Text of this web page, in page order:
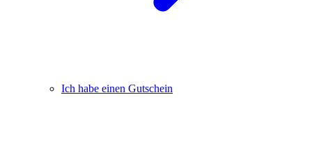
Ich habe einen Gutschein